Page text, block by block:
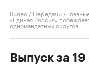
Видео / Передачи /
«Единая Россия»
одномандатных округов
Выпуск за